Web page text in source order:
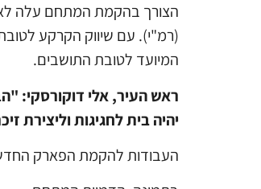
הצורך בהקמת המתחם עלה
(רמ"י). עם שיווק הקרקע
המיועד לטובת התושבים.
ראש העיר, אלי דוקורסקי:
יהיה בית לחגיגות
העבודות להקמת הפארק החדש